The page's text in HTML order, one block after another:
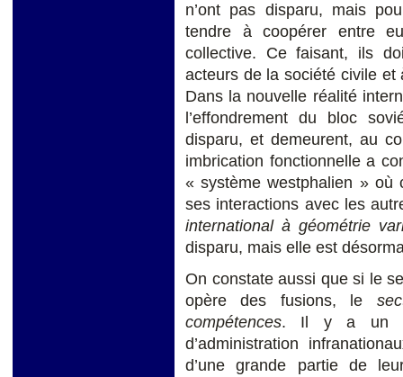
n’ont pas disparu, mais
tendre à coopérer entre
collective. Ce faisant, ils
acteurs de la société civile
Dans la nouvelle réalité
l’effondrement du bloc
disparu, et demeurent, au
imbrication fonctionnelle a
« système westphalien » où
ses interactions avec les
international à géométrie
disparu, mais elle est
On constate aussi que si le
opère des fusions, le
compétences. Il y a un
d’administration
d’une grande partie de